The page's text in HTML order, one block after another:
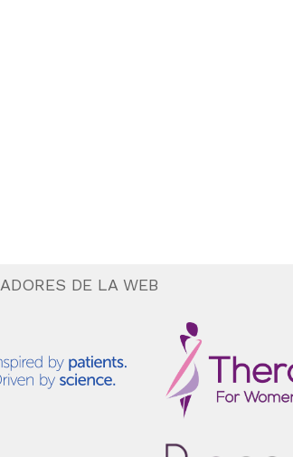
DE LA WEB